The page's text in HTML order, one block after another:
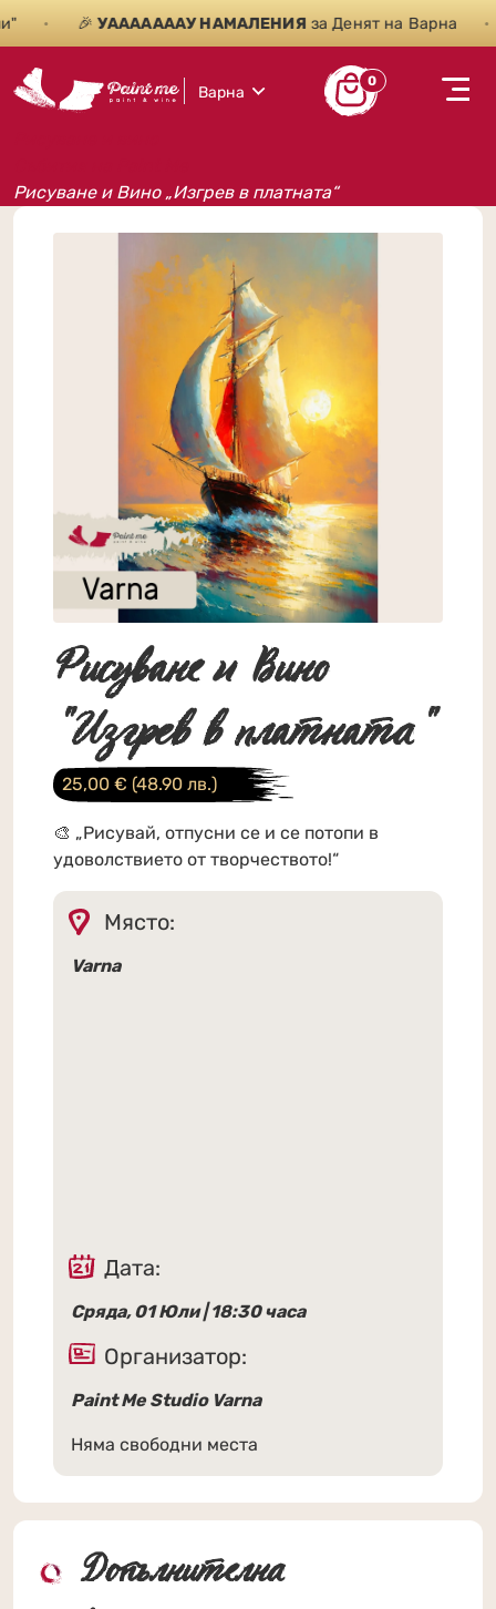
УАААААААУ НАМАЛЕНИЯза Денят на Варна
Варна
0
Рисуване и Вино „Изгрев в платната“
Рисуване и Вино
"Изгрев в платната"
25,00 € (48.90 лв.)
🎨 „Рисувай, отпусни се и се потопи в
удоволствието от творчеството!“
Място:
Varna
Дата:
Сряда, 01 Юли | 18:30 часа
Организатор:
Paint Me Studio Varna
Няма свободни места
Допълнителна